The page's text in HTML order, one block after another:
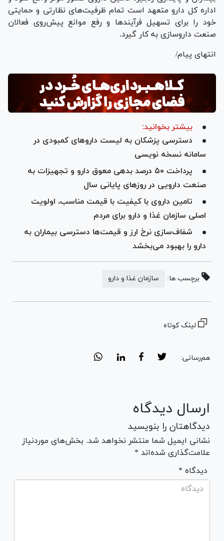
اداره کل دارو متعهد است تمام ظرفیت‌های نظارتی و حمایتی
خود را برای تسهیل فرآیند‌ها و رفع موانع پیش‌روی فعالان
صنعت داروسازی به کار گیرد.
انتهای پیام/
بیشتر بخوانید:
دسترسی پزشکان به لیست دارو‌های کمبودی در
سامانه نسخه نویسی
پرداخت ۵۰ درصد بدهی معوق دارو و تجهیزات به
صنعت دارویی در روزهای پایانی سال
تامین داروی با کیفیت با قیمت مناسب، اولویت
اصلی سازمان غذا و دارو برای مردم
شفاف‌سازی نرخ ارز و قیمت‌ها دسترسی بیماران به
دارو را بهبود می‌بخشد
برچسب ها: سازمان غذا و دارو
لینک کوتاه
هم‌رسانی:
ارسال دیدگاه
دیدگاهتان را بنویسید
نشانی ایمیل شما منتشر نخواهد شد. بخش‌های موردنیاز
علامت‌گذاری شده‌اند *
* دیدگاه